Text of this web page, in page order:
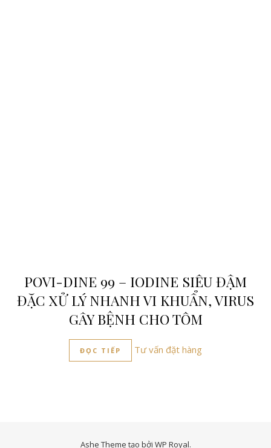
POVI-DINE 99 – IODINE SIÊU ĐẬM
ĐẶC XỬ LÝ NHANH VI KHUẨN, VIRUS
GÂY BỆNH CHO TÔM
ĐỌC TIẾP Tư vấn đặt hàng
Ashe Theme tạo bởi WP Royal.